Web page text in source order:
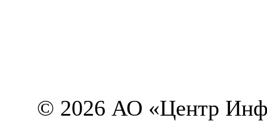
© 2026 АО «Центр